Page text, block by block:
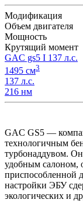
Модификация
Объем двигателя
Мощность
Крутящий момент
GAC gs5 I 137 л.с.
1495 см3
137 л.с.
216 нм
GAC GS5 —
технологичным
турбонаддувом.
удобным салоном,
приспособленной
настройки ЭБУ
экологических и